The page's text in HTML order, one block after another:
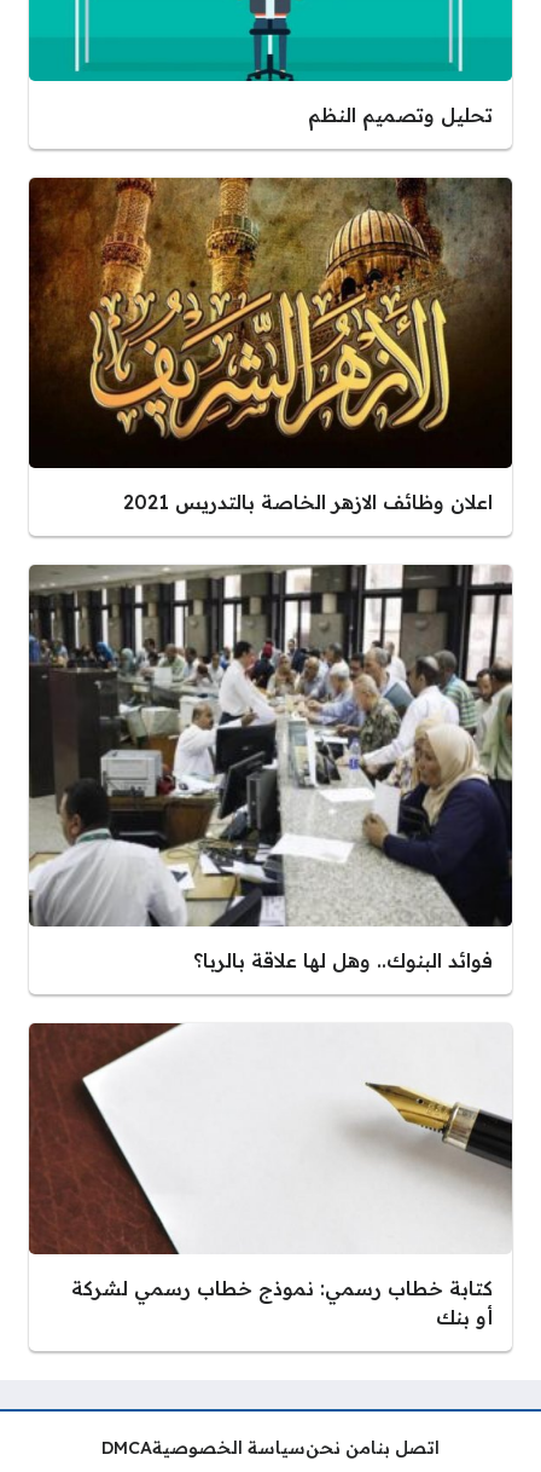
تحليل وتصميم النظم
اعلان وظائف الازهر الخاصة بالتدريس 2021
فوائد البنوك.. وهل لها علاقة بالربا؟
كتابة خطاب رسمي: نموذج خطاب رسمي لشركة
أو بنك
اتصل بنامن نحنسياسة الخصوصيةDMCA